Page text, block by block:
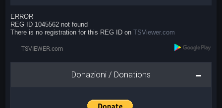
ERROR
REG ID 1045562 not found
There is no registration for this REG ID onTSViewer.com
Donazioni / Donations